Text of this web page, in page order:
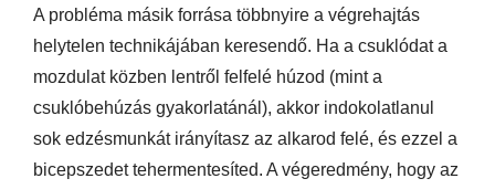
A probléma másik forrása többnyire a végrehajtás
helytelen technikájában keresendő. Ha a csuklódat a
mozdulat közben lentről felfelé húzod (mint a
csuklóbehúzás gyakorlatánál), akkor indokolatlanul
sok edzésmunkát irányítasz az alkarod felé, és ezzel a
bicepszedet tehermentesíted. A végeredmény, hogy az